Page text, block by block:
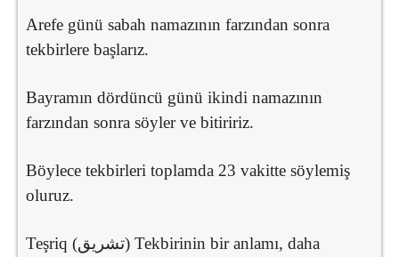
Arefe günü sabah namazının farzından sonra
tekbirlere başlarız.
Bayramın dördüncü günü ikindi namazının
farzından sonra söyler ve bitiririz.
Böylece tekbirleri toplamda 23 vakitte söylemiş
oluruz.
Teşriq (تشريق) Tekbirinin bir anlamı, daha